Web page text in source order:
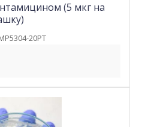
(5 мкг на
20PT